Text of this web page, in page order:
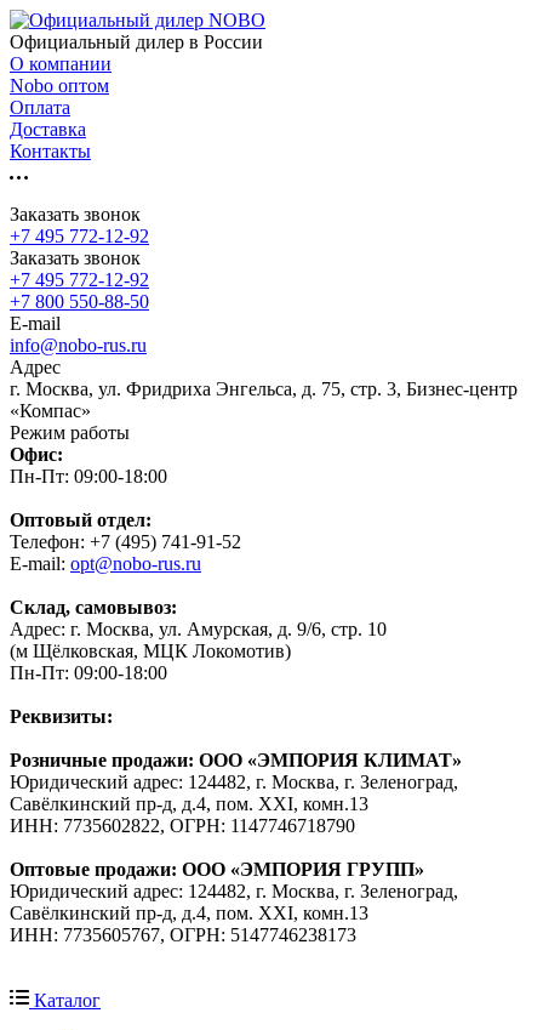
Официальный дилер в России
О компании
Nobo оптом
Оплата
Доставка
Контакты
Заказать звонок
+7 495 772-12-92
Заказать звонок
+7 495 772-12-92
+7 800 550-88-50
E-mail
info@nobo-rus.ru
Адрес
г. Москва, ул. Фридриха Энгельса, д. 75, стр. 3, Бизнес-центр
«Компас»
Режим работы
Офис:
Пн-Пт: 09:00-18:00
Оптовый отдел:
Телефон: +7 (495) 741-91-52
E-mail: opt@nobo-rus.ru
Склад, самовывоз:
Адрес: г. Москва, ул. Амурская, д. 9/6, стр. 10
(м Щёлковская, МЦК Локомотив)
Пн-Пт: 09:00-18:00
Реквизиты:
Розничные продажи: ООО «ЭМПОРИЯ КЛИМАТ»
Юридический адрес: 124482, г. Москва, г. Зеленоград,
Савёлкинский пр-д, д.4, пом. XXI, комн.13
ИНН: 7735602822, ОГРН: 1147746718790
Оптовые продажи: ООО «ЭМПОРИЯ ГРУПП»
Юридический адрес: 124482, г. Москва, г. Зеленоград,
Савёлкинский пр-д, д.4, пом. XXI, комн.13
ИНН: 7735605767, ОГРН: 5147746238173
Каталог